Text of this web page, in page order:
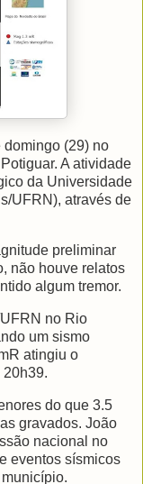
domingo (29) no
A atividade
da Universidade
UFRN), através de
preliminar
não houve relatos
algum tremor.
no Rio
um sismo
atingiu o
do que 3.5
gravados. João
nacional no
eventos sísmicos